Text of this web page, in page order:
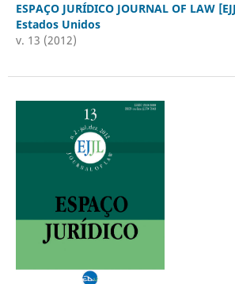
ESPAÇO JURÍDICO JOURNAL OF LAW
Estados Unidos
v. 13 (2012)